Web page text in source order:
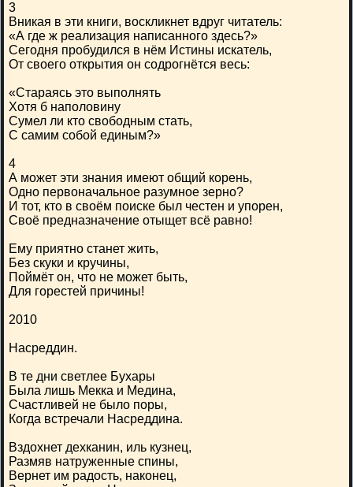
3
Вникая в эти книги, воскликнет вдруг читатель:
«А где ж реализация написанного здесь?»
Сегодня пробудился в нём Истины искатель,
От своего открытия он содрогнётся весь:
«Стараясь это выполнять
Хотя б наполовину
Сумел ли кто свободным стать,
С самим собой единым?»
4
А может эти знания имеют общий корень,
Одно первоначальное разумное зерно?
И тот, кто в своём поиске был честен и упорен,
Своё предназначение отыщет всё равно!
Ему приятно станет жить,
Без скуки и кручины,
Поймёт он, что не может быть,
Для горестей причины!
2010
Насреддин.
В те дни светлее Бухары
Была лишь Мекка и Медина,
Счастливей не было поры,
Когда встречали Насреддина.
Вздохнет дехканин, иль кузнец,
Размяв натруженные спины,
Вернет им радость, наконец,